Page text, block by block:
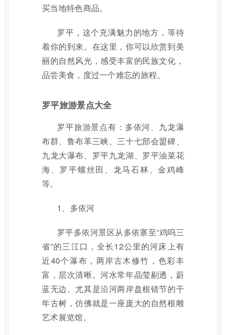
买当地特色商品。
罗平，这个充满魅力的地方，等待
着你的到来。在这里，你可以欣赏到美
丽的自然风光，感受丰富的民族文化，
品尝美食，度过一个难忘的旅程。
罗平旅游景点大全
罗平旅游景点有：多依河、九龙瀑
布群、鲁布革三峡、三十七部会盟碑、
九龙大瀑布、罗平九龙湖、罗平油菜花
海、罗平螺丝田、龙马石林、金鸡峰
等。
1、多依河
罗平多依河景区从多依寨至“鸡呜三
省”的三江口，全长12公里的河床上有
近40个瀑布，两岸古木修竹，色彩丰
富，层次清晰。河水常年晶莹剔透，蔚
蓝无边。尤其是沿河两岸盘根错节的干
年古树，仿佛就是一座庞大的自然根雕
艺术展览馆。